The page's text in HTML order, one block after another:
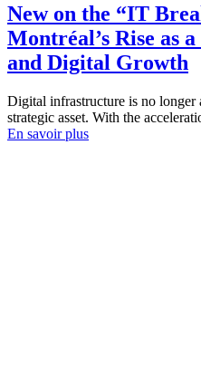
New on the “IT
Montréal’s Rise as
and Digital Growth
Digital infrastructure is no
strategic asset. With the
En savoir plus